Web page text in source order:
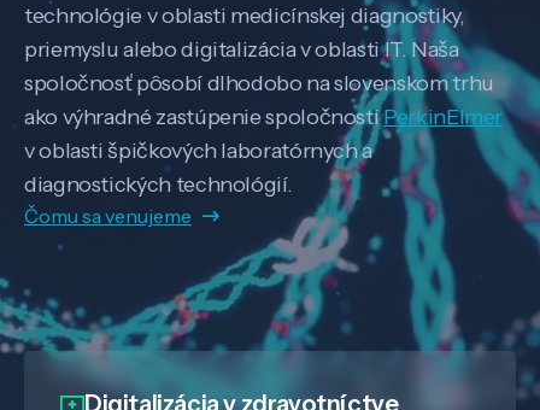
technológie v oblasti medicínskej diagnostiky,
priemyslu alebo digitalizácia v oblasti IT. Naša
spoločnosť pôsobí dlhodobo na slovenskom trhu
ako výhradné zastúpenie spoločnostiPerkinElmer
v oblasti špičkových laboratórnych a
diagnostických technológií.
Čomu sa venujeme
Digitalizáciav zdravotníctve